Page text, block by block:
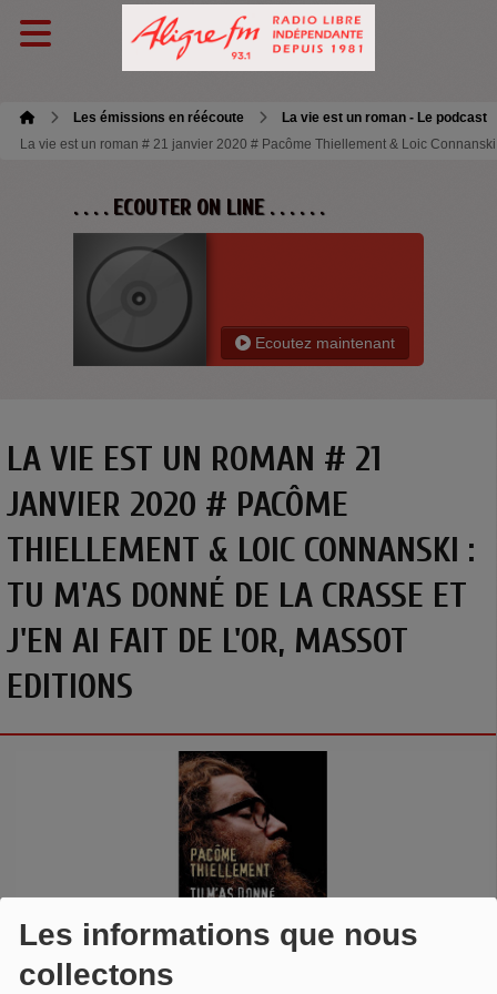
Les informations que nous
collectons
Les émissions en réécoute
La vie est un roman - Le podcast
La vie est un roman # 21 janvier 2020 # Pacôme Thiellement & Loic
. . . . ECOUTER ON LINE . . . . . .
Ecoutez maintenant
LA VIE EST UN ROMAN # 21
JANVIER 2020 # PACÔME
THIELLEMENT & LOIC CONNANSKI :
TU M'AS DONNÉ DE LA CRASSE ET
J'EN AI FAIT DE L'OR, MASSOT
EDITIONS